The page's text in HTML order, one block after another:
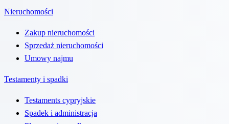
Nieruchomości
Zakup nieruchomości
Sprzedaż nieruchomości
Umowy najmu
Testamenty i spadki
Testaments cypryjskie
Spadek i administracja